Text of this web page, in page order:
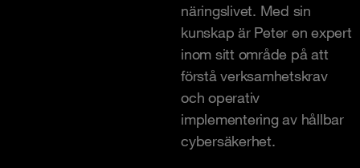
näringslivet. Med sin
kunskap är Peter en expert
inom sitt område på att
förstå verksamhetskrav
och operativ
implementering av hållbar
cybersäkerhet.